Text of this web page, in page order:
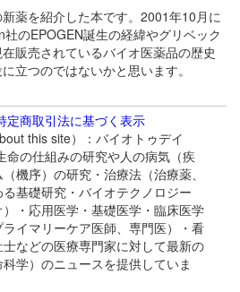
薬を紹介した本です。2001年10月に
のEPOGEN誕生の経緯やグリベック
販売されているバイオ医薬品の歴史
立つのではないかと思います。
定商取引法に基づく表示
this site）：バイオトゥデイ
命の仕組みの研究や人の病気（疾
機序）の研究・治療法（治療薬、
基礎研究・バイオテクノロジー
）・応用医学・基礎医学・臨床医学
イマリーケア医師、専門医）・看
などの医療専門家に対して最新の
学）のニュースを提供していま